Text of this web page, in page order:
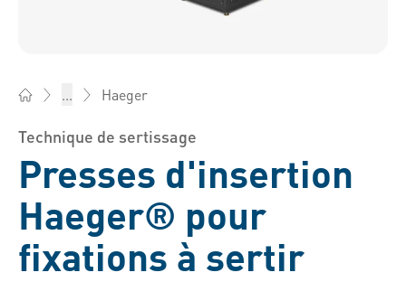
... Haeger
Technique de sertissage
Presses d'insertion
Haeger® pour
fixations à sertir